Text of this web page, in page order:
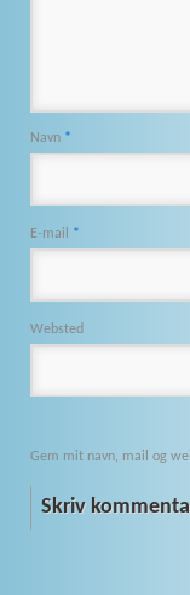
Navn *
E-mail *
Websted
Gem mit navn, mail og